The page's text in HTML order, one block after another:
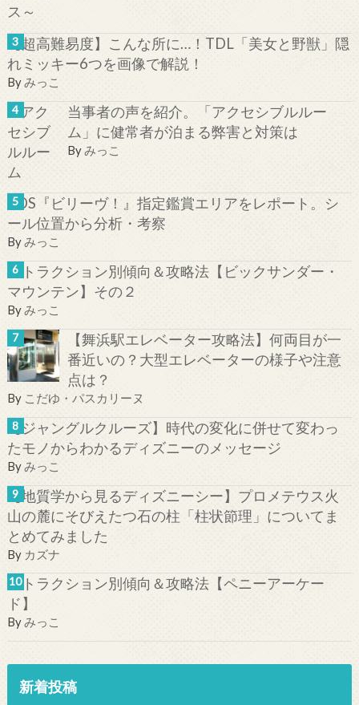
【超高難易度】こんな所に…！TDL「美女と野獣」隠
れミッキー6つを画像で解説！
Byみっこ
当事者の声を紹介。「アクセシブルルー
ム」に健常者が泊まる弊害と対策は
By みっこ
TDS『ビリーヴ！』指定鑑賞エリアをレポート。シ
ール位置から分析・考察
Byみっこ
アトラクション別傾向＆攻略法【ビックサンダー・
マウンテン】その２
Byみっこ
【舞浜駅エレベーター攻略法】何両目が一
番近いの？大型エレベーターの様子や注意
点は？
By こだゆ・パスカリーヌ
【ジャングルクルーズ】時代の変化に併せて変わっ
たモノからわかるディズニーのメッセージ
Byみっこ
【地質学から見るディズニーシー】プロメテウス火
山の麓にそびえたつ石の柱「柱状節理」についてま
とめてみました
By カズナ
アトラクション別傾向＆攻略法【ペニーアーケー
ド】
Byみっこ
新着投稿